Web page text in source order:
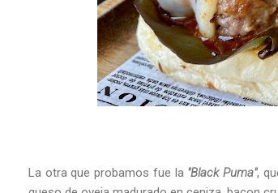
La otra que probamos fue la "Black Puma",